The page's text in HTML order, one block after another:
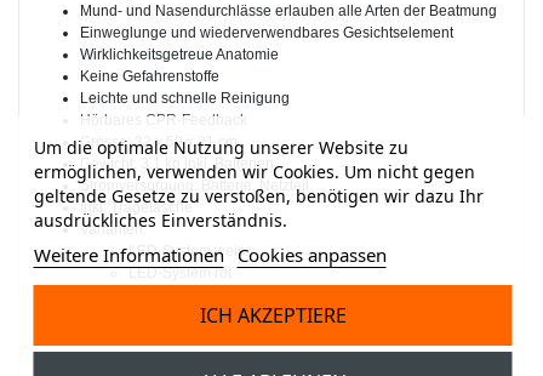
Mund- und Nasendurchlässe erlauben alle Arten der Beatmung
Einweglunge und wiederverwendbares Gesichtselement
Wirklichkeitsgetreue Anatomie
Keine Gefahrenstoffe
Leichte und schnelle Reinigung
Hörbares CPR-Feedback
Grösse: 32 x 59 x 21 cm
Gewicht: 3.1 kg inkl. Batterien
Stromversorgung: Batterie, Netzteil
Inkl. Tragetasche
Varianten:
LED-System weiss
LED-System rot
Um die optimale Nutzung unserer Website zu
ermöglichen, verwenden wir Cookies. Um nicht gegen
geltende Gesetze zu verstoßen, benötigen wir dazu Ihr
ausdrückliches Einverständnis.
Weitere Informationen Cookies anpassen
ICH AKZEPTIERE